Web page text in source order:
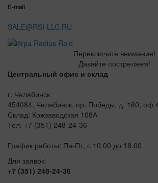
E-mail
SALE@RSI-LLC.RU
Переключите внимание!
Давайте постреляем!
Центральный офис и склад
г. Челябинск
454084, Челябинск, пр. Победы, д. 160, оф
Склад: Кожзаводская 108А
Тел: +7 (351) 248-24-36
График работы: Пн-Пт, с 10.00 до 18.00
Для заявок:
+7 (351) 248-24-36